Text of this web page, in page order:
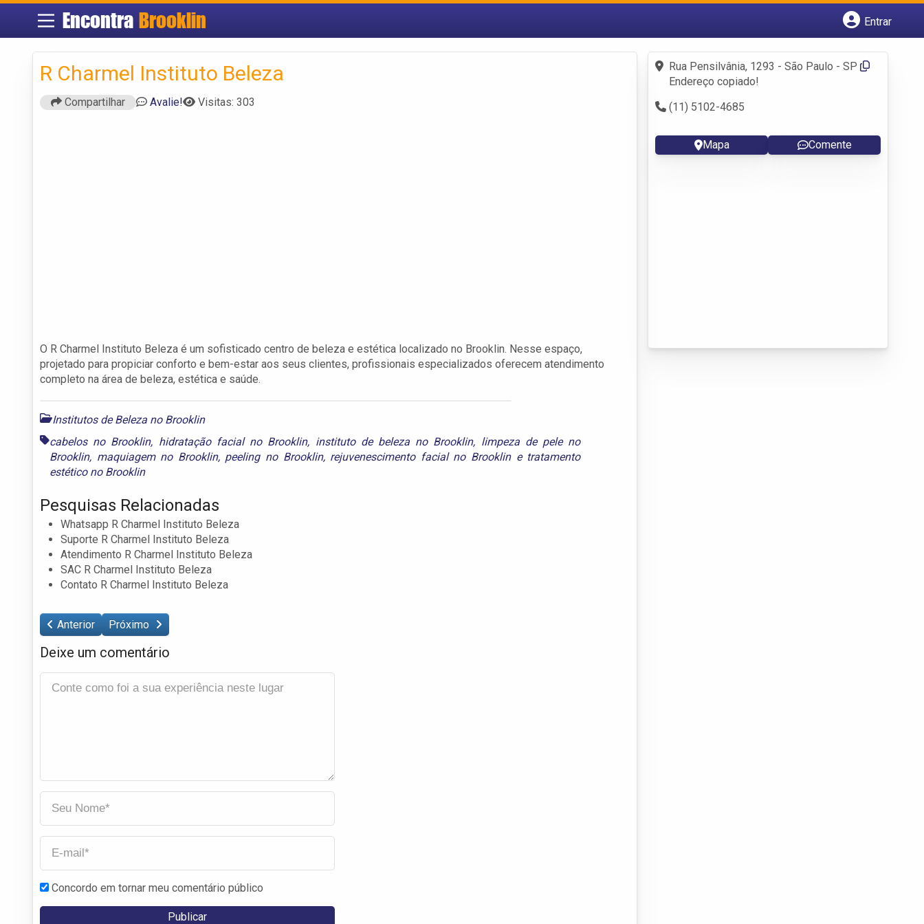
Encontra Brooklin
Entrar
Fazer login
Criar conta
R Charmel Instituto Beleza
Compartilhar Avalie! Visitas: 303
O R Charmel Instituto Beleza é um sofisticado centro de beleza e estética localizado no Brooklin. Nesse espaço,
projetado para propiciar conforto e bem-estar aos seus clientes, profissionais especializados oferecem atendimento
completo na área de beleza, estética e saúde.
Institutos de Beleza no Brooklin
cabelos no Brooklin, hidratação facial no Brooklin, instituto de beleza no Brooklin, limpeza de pele no
Brooklin, maquiagem no Brooklin, peeling no Brooklin, rejuvenescimento facial no Brookline tratamento
estético no Brooklin
Pesquisas Relacionadas
Whatsapp R Charmel Instituto Beleza
Suporte R Charmel Instituto Beleza
Atendimento R Charmel Instituto Beleza
SAC R Charmel Instituto Beleza
Contato R Charmel Instituto Beleza
Anterior Próximo
Deixe um comentário
Concordo em tornar meu comentário público
Rua Pensilvânia, 1293 - São Paulo - SP
Endereço copiado!
(11) 5102-4685
Mapa Comente